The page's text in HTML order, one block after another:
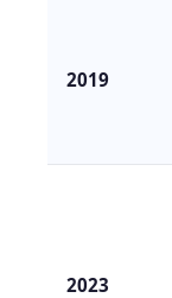
2019
2023